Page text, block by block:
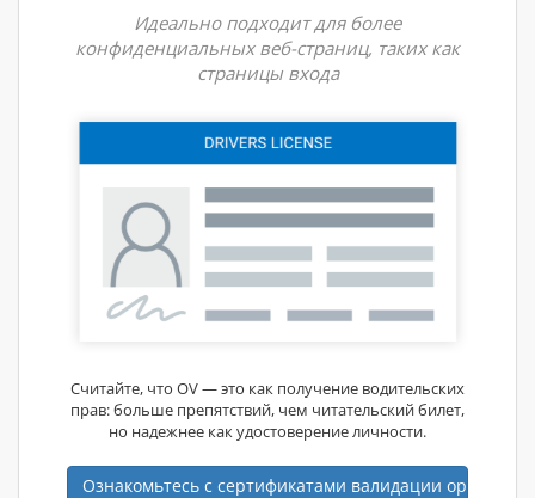
Идеально подходит для более
конфиденциальных веб-страниц, таких как
страницы входа
Считайте, что OV — это как получение водительских
прав: больше препятствий, чем читательский билет,
но надежнее как удостоверение личности.
Ознакомьтесь с сертификатами валидации